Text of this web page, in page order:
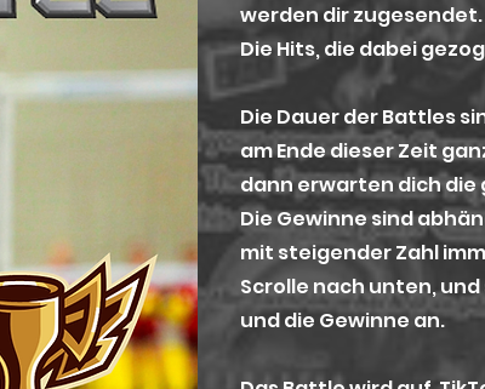
werden dir zugesendet.
Die Hits, die dabei
Die Dauer der Battles
am Ende dieser Zeit
dann erwarten dich die
Die Gewinne sind
mit steigender Zahl
Scrolle nach unten,
und die Gewinne an.